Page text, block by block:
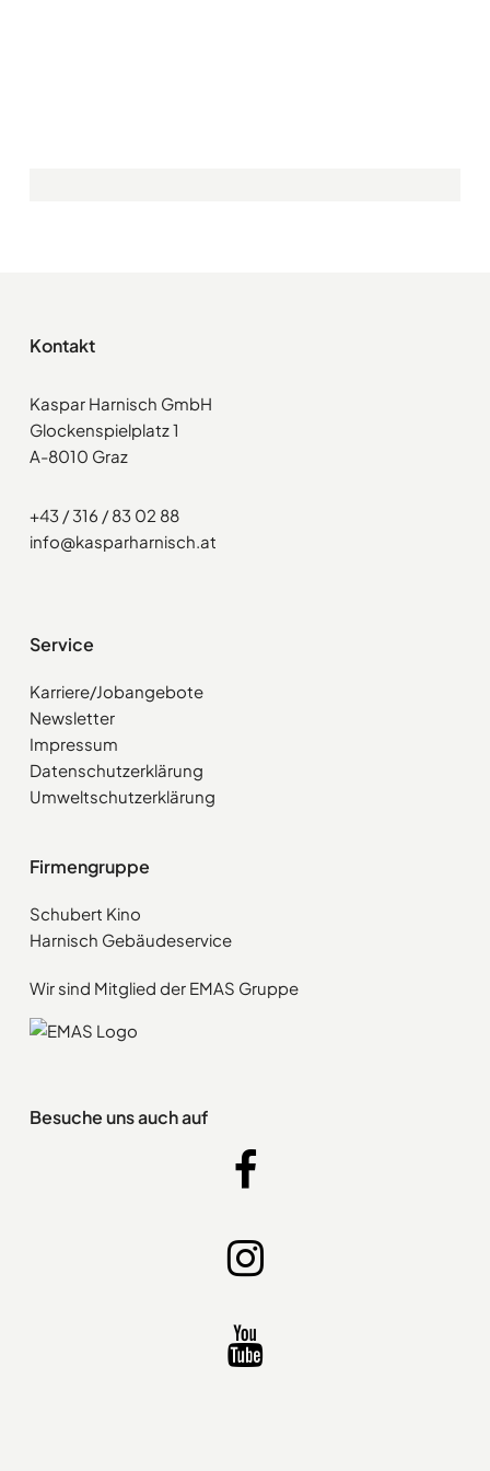
Kontakt
Kaspar Harnisch GmbH
Glockenspielplatz 1
A-8010 Graz
+43 / 316 / 83 02 88
info@kasparharnisch.at
Service
Karriere/Jobangebote
Newsletter
Impressum
Datenschutzerklärung
Umweltschutzerklärung
Firmengruppe
Schubert Kino
Harnisch Gebäudeservice
Wir sind Mitglied der EMAS Gruppe
Besuche uns auch auf